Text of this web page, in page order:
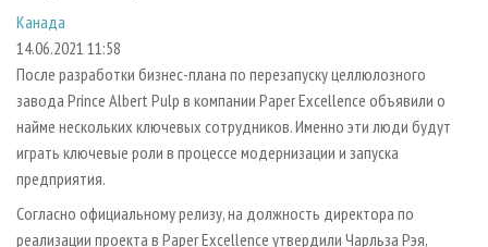
СУШКА ДРЕВЕСИНЫ
ПРОИЗВОДСТВО ДРЕВЕСНЫХ ПЛИТ
ДЕРЕВЯННОЕ ДОМОСТРОЕНИЕ
ПРОИЗВОДСТВО МЕБЕЛИ
БИОЭНЕРГЕТИКА
ЦБП
ПЕРСОНЫ
МОБИЛЬНЫЕ ВЫСТАВКИ
ОФИЦИАЛЬНЫЕ ДЕЛЕГАЦИИ
ПРИОРИТЕТНЫЕ ИНВЕСТПРОЕКТЫ
RUSSIAN FORESTRY REVIEW
ГАЗЕТА ЛЕСПРОМФОРУМ
КОНТАКТЫ
РЕКЛАМОДАТЕЛЯМ
РЕКЛАМА
РЕКЛАМА НА САЙТЕ
Канада
14.06.2021 11:58
После разработки бизнес-плана по перезапуску целлюлозного
завода Prince Albert Pulp в компании Paper Excellence объявили о
найме нескольких ключевых сотрудников. Именно эти люди будут
играть ключевые роли в процессе модернизации и запуска
предприятия.
Согласно официальному релизу, на должность директора по
реализации проекта в Paper Excellence утвердили Чарльза Рэя,